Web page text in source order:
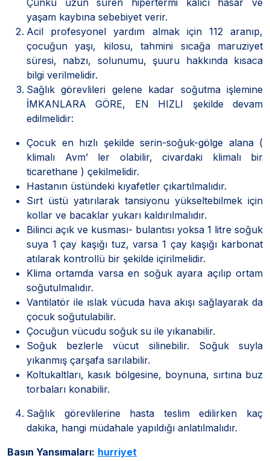
yaşam kaybına sebebiyet verir.
Acil profesyonel yardım almak için 112 aranıp,
çocuğun yaşı, kilosu, tahmini sıcağa maruziyet
süresi, nabzı, solunumu, şuuru hakkında kısaca
bilgi verilmelidir.
Sağlık görevlileri gelene kadar soğutma işlemine
İMKANLARA GÖRE, EN HIZLI şekilde devam
edilmelidir:
Çocuk en hızlı şekilde serin-soğuk-gölge alana (
klimalı Avm’ ler olabilir, civardaki klimalı bir
ticarethane ) çekilmelidir.
Hastanın üstündeki kıyafetler çıkartılmalıdır.
Sırt üstü yatırılarak tansiyonu yükseltebilmek için
kollar ve bacaklar yukarı kaldırılmalıdır.
Bilinci açık ve kusması- bulantısı yoksa 1 litre soğuk
suya 1 çay kaşığı tuz, varsa 1 çay kaşığı karbonat
atılarak kontrollü bir şekilde içirilmelidir.
Klima ortamda varsa en soğuk ayara açılıp ortam
soğutulmalıdır.
Vantilatör ile ıslak vücuda hava akışı sağlayarak da
çocuk soğutulabilir.
Çocuğun vücudu soğuk su ile yıkanabilir.
Soğuk bezlerle vücut silinebilir. Soğuk suyla
yıkanmış çarşafa sarılabilir.
Koltukaltları, kasık bölgesine, boynuna, sırtına buz
torbaları konabilir.
Sağlık görevlilerine hasta teslim edilirken kaç
dakika, hangi müdahale yapıldığı anlatılmalıdır.
Basın Yansımaları: hurriyet